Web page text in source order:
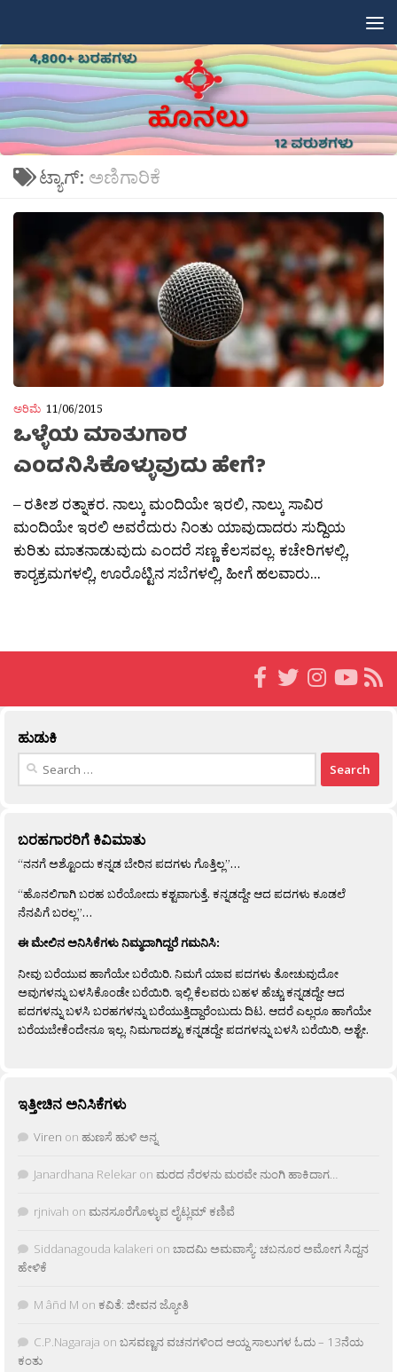
ಟ್ಯಾಗ್: ಅಣಿಗಾರಿಕೆ
ಅರಿಮೆ 11/06/2015
ಒಳ್ಳೆಯ ಮಾತುಗಾರ
ಎಂದನಿಸಿಕೊಳ್ಳುವುದು ಹೇಗೆ?
– ರತೀಶ ರತ್ನಾಕರ. ನಾಲ್ಕು ಮಂದಿಯೇ ಇರಲಿ, ನಾಲ್ಕು ಸಾವಿರ
ಮಂದಿಯೇ ಇರಲಿ ಅವರೆದುರು ನಿಂತು ಯಾವುದಾದರು ಸುದ್ದಿಯ
ಕುರಿತು ಮಾತನಾಡುವುದು ಎಂದರೆ ಸಣ್ಣ ಕೆಲಸವಲ್ಲ. ಕಚೇರಿಗಳಲ್ಲಿ,
ಕಾರ‍್ಯಕ್ರಮಗಳಲ್ಲಿ, ಊರೊಟ್ಟಿನ ಸಬೆಗಳಲ್ಲಿ, ಹೀಗೆ ಹಲವಾರು...
ಹುಡುಕಿ
Search
ಬರಹಗಾರರಿಗೆ ಕಿವಿಮಾತು
“ನನಗೆ ಅಶ್ಟೊಂದು ಕನ್ನಡ ಬೇರಿನ ಪದಗಳು ಗೊತ್ತಿಲ್ಲ”…
“ಹೊನಲಿಗಾಗಿ ಬರಹ ಬರೆಯೋದು ಕಶ್ಟವಾಗುತ್ತೆ. ಕನ್ನಡದ್ದೇ ಆದ ಪದಗಳು ಕೂಡಲೆ
ನೆನಪಿಗೆ ಬರಲ್ಲ”…
ಈ ಮೇಲಿನ ಅನಿಸಿಕೆಗಳು ನಿಮ್ಮದಾಗಿದ್ದರೆ ಗಮನಿಸಿ:
ನೀವು ಬರೆಯುವ ಹಾಗೆಯೇ ಬರೆಯಿರಿ. ನಿಮಗೆ ಯಾವ ಪದಗಳು ತೋಚುವುದೋ
ಅವುಗಳನ್ನು ಬಳಸಿಕೊಂಡೇ ಬರೆಯಿರಿ. ಇಲ್ಲಿ ಕೆಲವರು ಬಹಳ ಹೆಚ್ಚು ಕನ್ನಡದ್ದೇ ಆದ
ಪದಗಳನ್ನು ಬಳಸಿ ಬರಹಗಳನ್ನು ಬರೆಯುತ್ತಿದ್ದಾರೆಂಬುದು ದಿಟ. ಆದರೆ ಎಲ್ಲರೂ ಹಾಗೆಯೇ
ಬರೆಯಬೇಕೆಂದೇನೂ ಇಲ್ಲ. ನಿಮಗಾದಶ್ಟು ಕನ್ನಡದ್ದೇ ಪದಗಳನ್ನು ಬಳಸಿ ಬರೆಯಿರಿ, ಅಶ್ಟೇ.
ಇತ್ತೀಚಿನ ಅನಿಸಿಕೆಗಳು
Viren on ಹುಣಸೆ ಹುಳಿ ಅನ್ನ
Janardhana Relekar on ಮರದ ನೆರಳನು ಮರವೇ ನುಂಗಿ ಹಾಕಿದಾಗ…
rjnivah on ಮನಸೂರೆಗೊಳ್ಳುವ ಲೈಟ್ಲಮ್ ಕಣಿವೆ
Siddanagouda kalakeri on ಬಾದಮಿ ಅಮವಾಸ್ಯೆ: ಚಬನೂರ ಅಮೋಗ ಸಿದ್ದನ
ಹೇಳಿಕೆ
M âñd M on ಕವಿತೆ: ಜೀವನ ಜ್ಯೋತಿ
C.P.Nagaraja on ಬಸವಣ್ಣನ ವಚನಗಳಿಂದ ಆಯ್ದ ಸಾಲುಗಳ ಓದು – 13ನೆಯ
ಕಂತು